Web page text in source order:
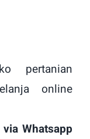
pertanian
online
via Whatsapp